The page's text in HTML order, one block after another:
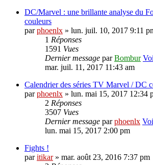
DC/Marvel : une brillante analyse du
couleurs
parphoenlx » lun. juil. 10, 2017 9:11
1 Réponses
1591 Vues
Dernier message parBombur
mar. juil. 11, 2017 11:43 am
Calendrier des séries TV Marvel / DC
parphoenlx » lun. mai 15, 2017 12:34
2 Réponses
3507 Vues
Dernier message parphoenlx
lun. mai 15, 2017 2:00 pm
Fights !
paritikar» mar. août 23, 2016 7:37 pm